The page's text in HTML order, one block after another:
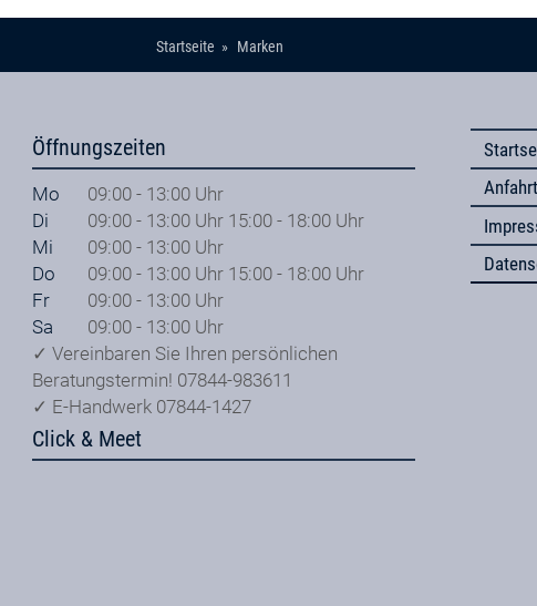
Startseite Marken
Öffnungszeiten
Mo
09:00 - 13:00 Uhr
Di
09:00 - 13:00 Uhr 15:00 - 18:00 Uhr
Mi
09:00 - 13:00 Uhr
Do
09:00 - 13:00 Uhr 15:00 - 18:00 Uhr
Fr
09:00 - 13:00 Uhr
Sa
09:00 - 13:00 Uhr
✓ Vereinbaren Sie Ihren persönlichen
Beratungstermin! 07844-983611
✓ E-Handwerk 07844-1427
Click & Meet